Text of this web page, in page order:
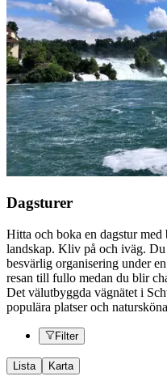
Dagsturer
Hitta och boka en dagstur med
landskap. Kliv på och iväg.
besvärlig organisering under
resan till fullo medan du blir
Det välutbyggda vägnätet i
populära platser och
Filter
Lista Karta